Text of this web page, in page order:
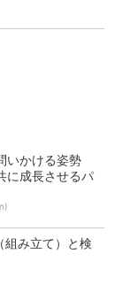
いかける姿勢
に成長させるパ
組み立て）と検